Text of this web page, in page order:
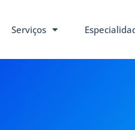
Serviços